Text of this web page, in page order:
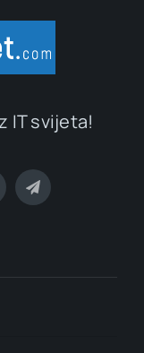
IT svijeta!